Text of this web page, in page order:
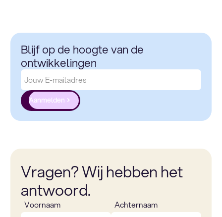
Blijf op de hoogte van de
ontwikkelingen
Aanmelden
Vragen? Wij hebben het
antwoord.
Voornaam Achternaam